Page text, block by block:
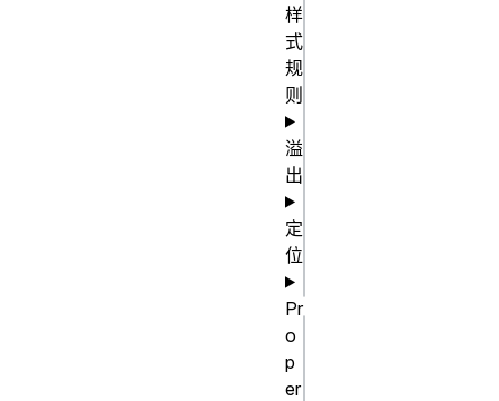
样
式
规
则
溢
出
定
位
Pr
o
p
er